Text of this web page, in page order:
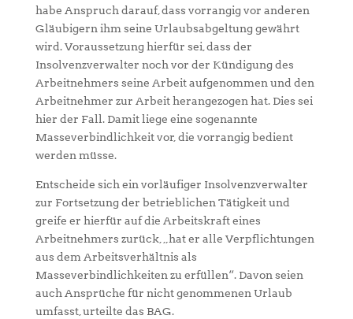
habe Anspruch darauf, dass vorrangig vor anderen
Gläubigern ihm seine Urlaubsabgeltung gewährt
wird. Voraussetzung hierfür sei, dass der
Insolvenzverwalter noch vor der Kündigung des
Arbeitnehmers seine Arbeit aufgenommen und den
Arbeitnehmer zur Arbeit herangezogen hat. Dies sei
hier der Fall. Damit liege eine sogenannte
Masseverbindlichkeit vor, die vorrangig bedient
werden müsse.
Entscheide sich ein vorläufiger Insolvenzverwalter
zur Fortsetzung der betrieblichen Tätigkeit und
greife er hierfür auf die Arbeitskraft eines
Arbeitnehmers zurück, „hat er alle Verpflichtungen
aus dem Arbeitsverhältnis als
Masseverbindlichkeiten zu erfüllen“. Davon seien
auch Ansprüche für nicht genommenen Urlaub
umfasst, urteilte das BAG.